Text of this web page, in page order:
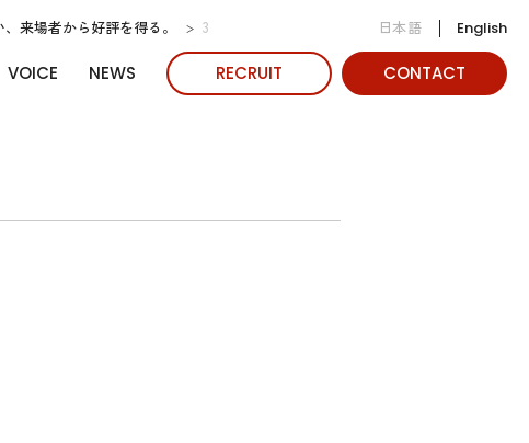
日本語 English
VOICE NEWS RECRUIT CONTACT
来場者から好評を得る。 3